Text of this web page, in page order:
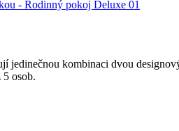
jedinečnou kombinaci dvou
5 osob.